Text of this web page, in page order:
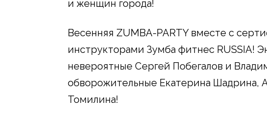
и женщин города!
Весенняя ZUMBA-PARTY вместе с
инструкторами Зумба фитнес RUSSIA!
невероятные Сергей Побегалов и
обворожительные Екатерина Шадрина,
Томилина!